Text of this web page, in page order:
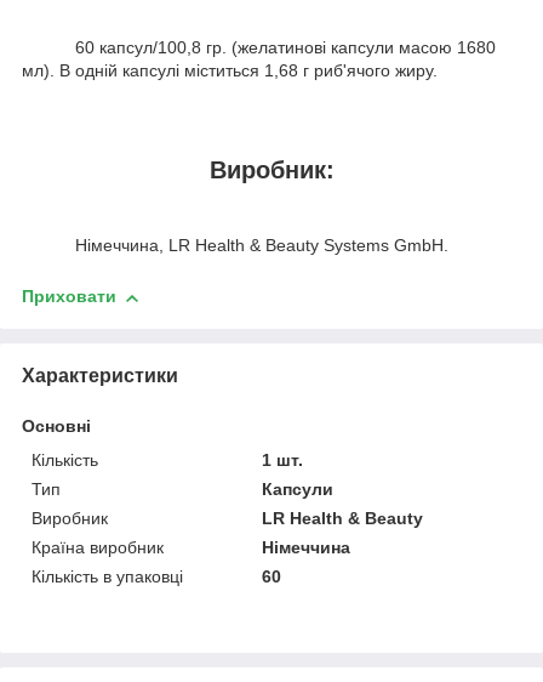
60 капсул/100,8 гр. (желатинові капсули масою 1680
мл). В одній капсулі міститься 1,68 г риб'ячого жиру.
Виробник:
Німеччина, LR Health & Beauty Systems GmbH.
Приховати
Характеристики
Основні
Кількість
1 шт.
Тип
Капсули
Виробник
LR Health & Beauty
Країна виробник
Німеччина
Кількість в упаковці
60